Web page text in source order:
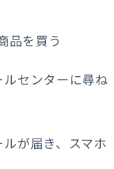
品を買う
センターに尋ね
が届き、スマホ